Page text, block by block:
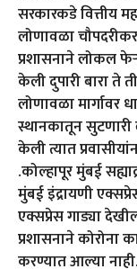
सरकारकडे
लोणावळा
प्रशासनाने लोकल
केली दुपारी बारा ते
लोणावळा मार्गावर
स्थानकातून
केली त्यात
.कोल्हापूर मुंबई
मुंबई इंद्रायणी
एक्सप्रेस गाड्या
प्रशासनाने
करण्यात आल्या